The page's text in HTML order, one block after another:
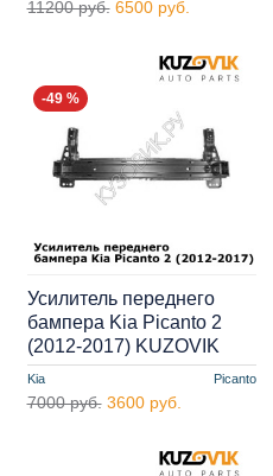
11200 руб. 6500 руб.
-49 %
Kia Picanto
Усилитель переднего
бампера Kia Picanto 2
(2012-2017) KUZOVIK
7000 руб. 3600 руб.